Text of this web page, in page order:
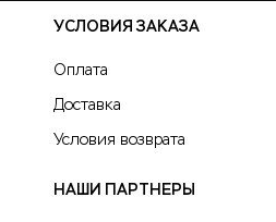
УСЛОВИЯ ЗАКАЗА
Оплата
Доставка
Условия возврата
НАШИ ПАРТНЕРЫ